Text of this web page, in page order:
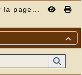
la page...
